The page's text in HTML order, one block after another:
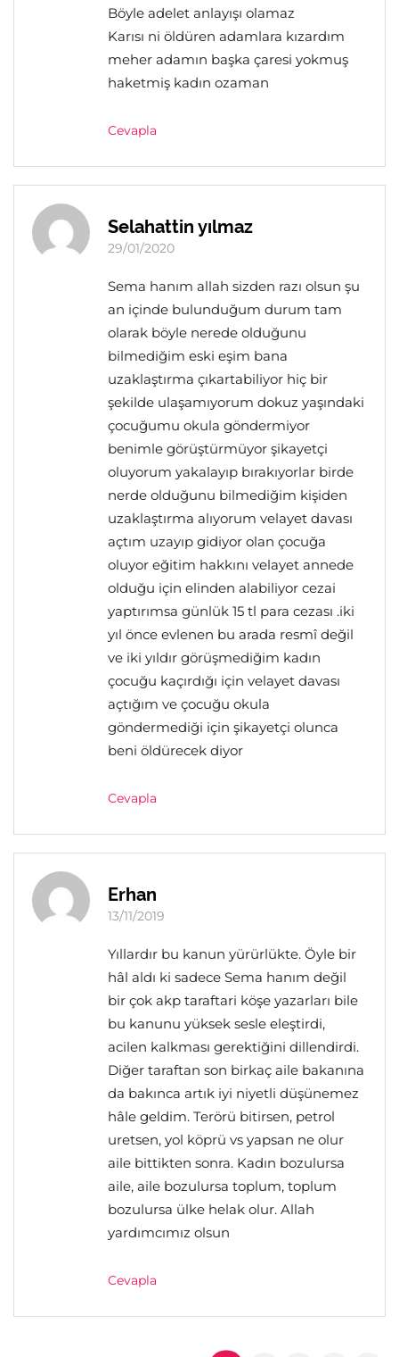
Böyle adelet anlayışı olamaz
Karısı ni öldüren adamlara kızardım
meher adamın başka çaresi yokmuş
haketmiş kadın ozaman
Cevapla
Selahattin yılmaz
29/01/2020
Sema hanım allah sizden razı olsun şu
an içinde bulunduğum durum tam
olarak böyle nerede olduğunu
bilmediğim eski eşim bana
uzaklaştırma çıkartabiliyor hiç bir
şekilde ulaşamıyorum dokuz yaşındaki
çocuğumu okula göndermiyor
benimle görüştürmüyor şikayetçi
oluyorum yakalayıp bırakıyorlar birde
nerde olduğunu bilmediğim kişiden
uzaklaştırma alıyorum velayet davası
açtım uzayıp gidiyor olan çocuğa
oluyor eğitim hakkını velayet annede
olduğu için elinden alabiliyor cezai
yaptırımsa günlük 15 tl para cezası .iki
yıl önce evlenen bu arada resmî değil
ve iki yıldır görüşmediğim kadın
çocuğu kaçırdığı için velayet davası
açtığım ve çocuğu okula
göndermediği için şikayetçi olunca
beni öldürecek diyor
Cevapla
Erhan
13/11/2019
Yıllardır bu kanun yürürlükte. Öyle bir
hâl aldı ki sadece Sema hanım değil
bir çok akp taraftari köşe yazarları bile
bu kanunu yüksek sesle eleştirdi,
acilen kalkması gerektiğini dillendirdi.
Diğer taraftan son birkaç aile bakanına
da bakınca artık iyi niyetli düşünemez
hâle geldim. Terörü bitirsen, petrol
uretsen, yol köprü vs yapsan ne olur
aile bittikten sonra. Kadın bozulursa
aile, aile bozulursa toplum, toplum
bozulursa ülke helak olur. Allah
yardımcımız olsun
Cevapla